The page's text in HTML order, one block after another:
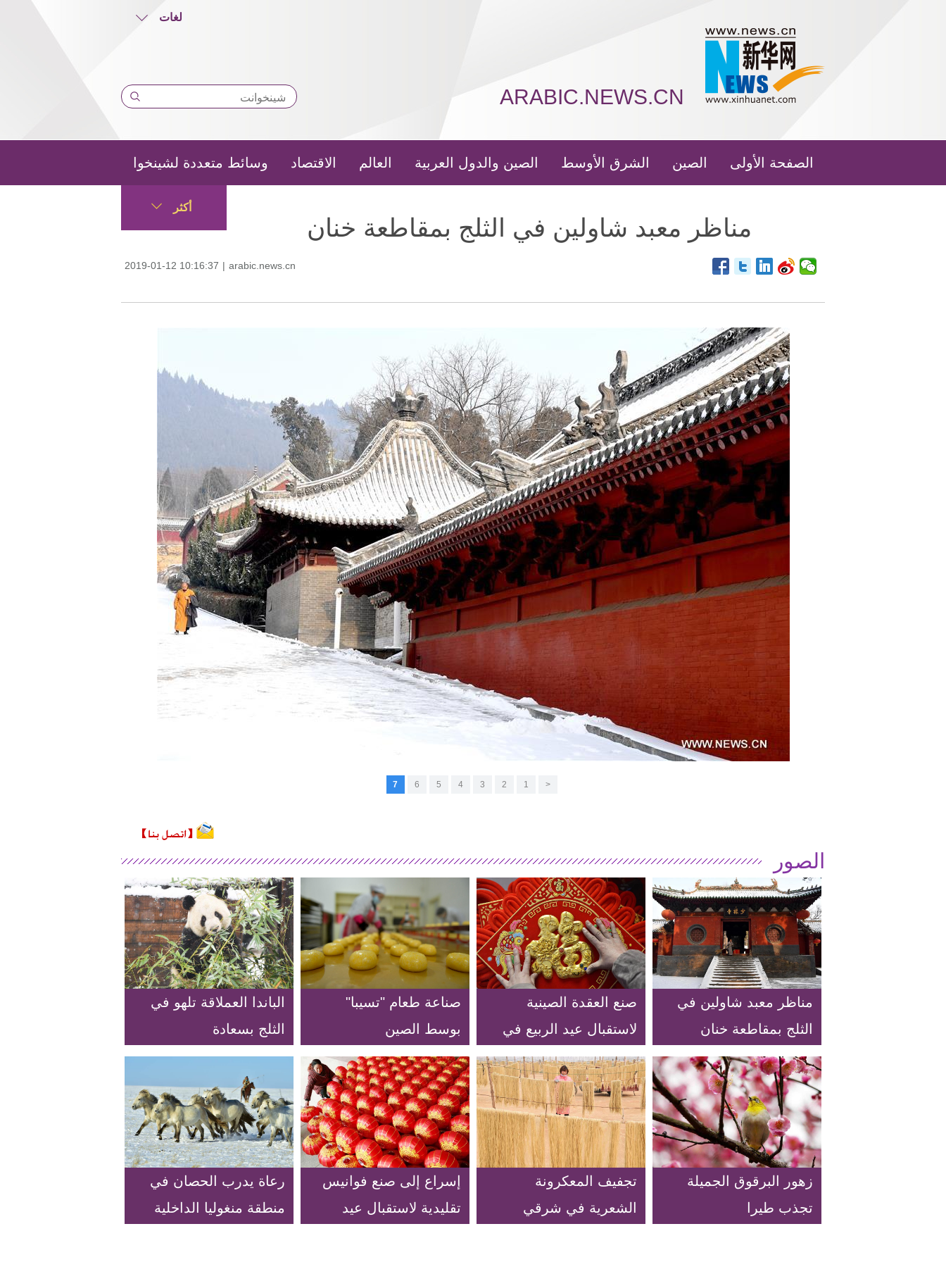
لغات
ARABIC.NEWS.CN
الصفحة الأولى الصين الشرق الأوسط الصين والدول العربية العالم الاقتصاد وسائط متعددة لشينخوا
أكثر
مناظر معبد شاولين في الثلج بمقاطعة خنان
2019-01-12 10:16:37 | arabic.news.cn
<
1
2
3
4
5
6
7
الصور
مناظر معبد شاولين في
الثلج بمقاطعة خنان
صنع العقدة الصينية
لاستقبال عيد الربيع في
شمالي الصين
صناعة طعام "تسيبا"
بوسط الصين
الباندا العملاقة تلهو في
الثلج بسعادة
زهور البرقوق الجميلة
تجذب طيرا
تجفيف المعكرونة
الشعرية في شرقي
إسراع إلى صنع فوانيس
تقليدية لاستقبال عيد
رعاة يدرب الحصان في
منطقة منغوليا الداخلية